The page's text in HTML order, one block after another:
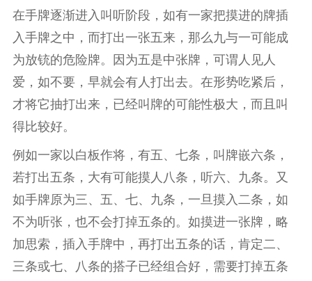
在手牌逐渐进入叫听阶段，如有一家把摸进的牌插
入手牌之中，而打出一张五来，那么九与一可能成
为放铳的危险牌。因为五是中张牌，可谓人见人
爱，如不要，早就会有人打出去。在形势吃紧后，
才将它抽打出来，已经叫牌的可能性极大，而且叫
得比较好。
例如一家以白板作将，有五、七条，叫牌嵌六条，
若打出五条，大有可能摸人八条，听六、九条。又
如手牌原为三、五、七、九条，一旦摸入二条，如
不为听张，也不会打掉五条的。如摸进一张牌，略
加思索，插入手牌中，再打出五条的话，肯定二、
三条或七、八条的搭子已经组合好，需要打掉五条